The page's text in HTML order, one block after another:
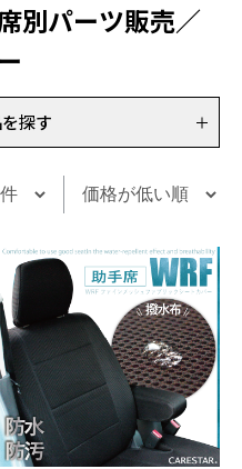
別パーツ販売／
探す